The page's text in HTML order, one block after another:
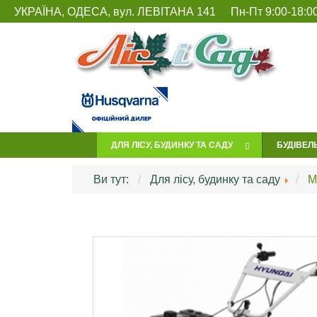
УКРАЇНА, ОДЕСА, вул. ЛЕВІТАНА 141 Пн-Пт 9:00-
ДЛЯ ЛІСУ, БУДИНКУ ТА САДУ
Ви тут: Для лісу, будинку та саду